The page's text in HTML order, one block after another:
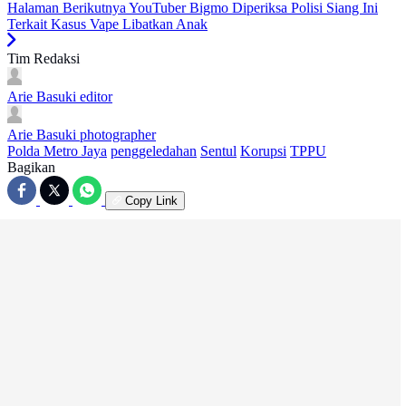
Halaman BerikutnyaYouTuber Bigmo Diperiksa Polisi Siang Ini
Terkait Kasus Vape Libatkan Anak
Tim Redaksi
Arie Basuki editor
Arie Basuki photographer
Polda Metro Jaya penggeledahan Sentul Korupsi TPPU
Bagikan
Copy Link